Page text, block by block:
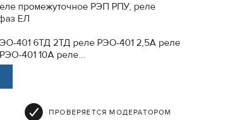
промежуточное РЭП РПУ, реле
ЕЛ
401 6ТД 2ТД реле РЭО-401 2,5А реле
401 10А реле...
ПРОВЕРЯЕТСЯ МОДЕРАТОРОМ